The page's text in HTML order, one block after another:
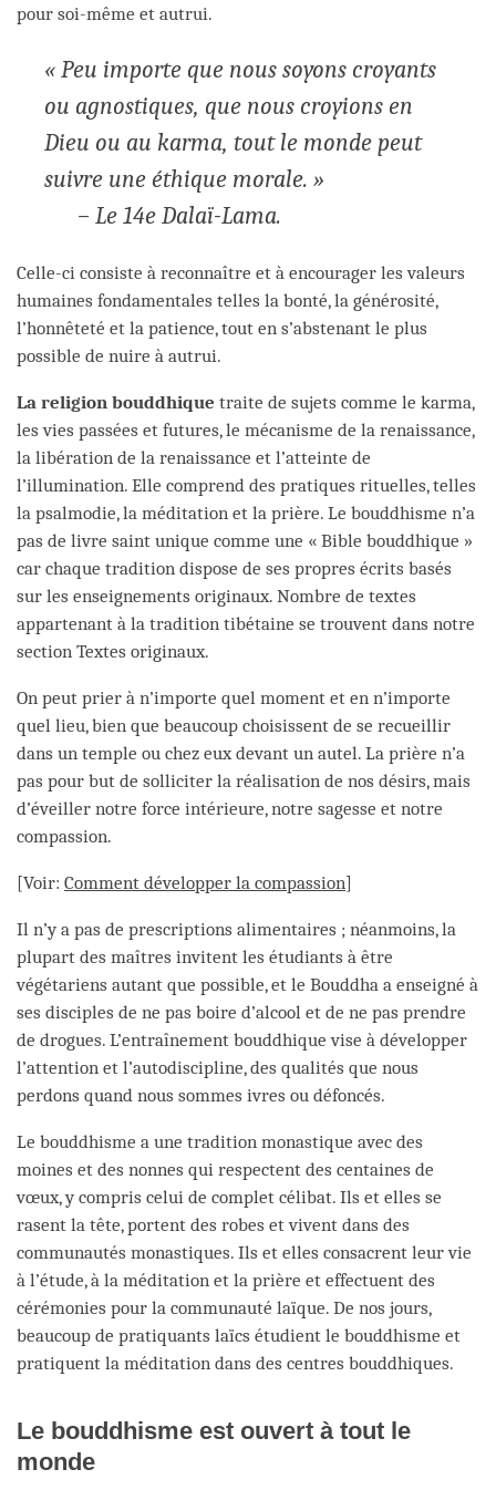
pour soi-même et autrui.
« Peu importe que nous soyons croyants
ou agnostiques, que nous croyions en
Dieu ou au karma, tout le monde peut
suivre une éthique morale. »
– Le 14e Dalaï-Lama.
Celle-ci consiste à reconnaître et à encourager les valeurs
humaines fondamentales telles la bonté, la générosité,
l’honnêteté et la patience, tout en s’abstenant le plus
possible de nuire à autrui.
La religion bouddhique traite de sujets comme le karma,
les vies passées et futures, le mécanisme de la renaissance,
la libération de la renaissance et l’atteinte de
l’illumination. Elle comprend des pratiques rituelles, telles
la psalmodie, la méditation et la prière. Le bouddhisme n’a
pas de livre saint unique comme une « Bible bouddhique »
car chaque tradition dispose de ses propres écrits basés
sur les enseignements originaux. Nombre de textes
appartenant à la tradition tibétaine se trouvent dans notre
section Textes originaux.
On peut prier à n’importe quel moment et en n’importe
quel lieu, bien que beaucoup choisissent de se recueillir
dans un temple ou chez eux devant un autel. La prière n’a
pas pour but de solliciter la réalisation de nos désirs, mais
d’éveiller notre force intérieure, notre sagesse et notre
compassion.
[Voir: Comment développer la compassion]
Il n’y a pas de prescriptions alimentaires ; néanmoins, la
plupart des maîtres invitent les étudiants à être
végétariens autant que possible, et le Bouddha a enseigné à
ses disciples de ne pas boire d’alcool et de ne pas prendre
de drogues. L’entraînement bouddhique vise à développer
l’attention et l’autodiscipline, des qualités que nous
perdons quand nous sommes ivres ou défoncés.
Le bouddhisme a une tradition monastique avec des
moines et des nonnes qui respectent des centaines de
vœux, y compris celui de complet célibat. Ils et elles se
rasent la tête, portent des robes et vivent dans des
communautés monastiques. Ils et elles consacrent leur vie
à l’étude, à la méditation et la prière et effectuent des
cérémonies pour la communauté laïque. De nos jours,
beaucoup de pratiquants laïcs étudient le bouddhisme et
pratiquent la méditation dans des centres bouddhiques.
Le bouddhisme est ouvert à tout le
monde